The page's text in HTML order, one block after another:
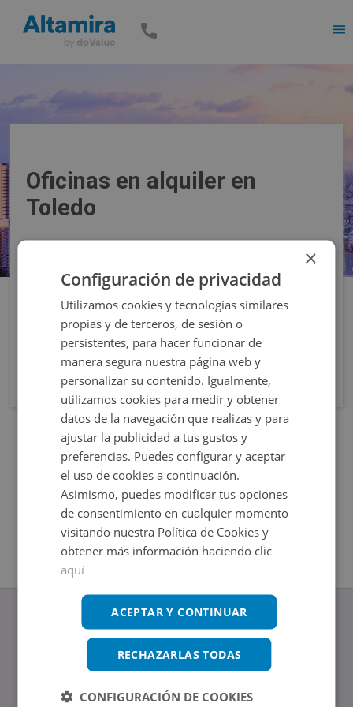
Oficinas en alquiler en
Toledo
Filtros
www.altamirainmuebles.com
Edificio Skylight
Avenida de Manoteras 14-16, 28050, Madrid
×
Configuración de privacidad
Utilizamos cookies y tecnologías similares
propias y de terceros, de sesión o
persistentes, para hacer funcionar de
manera segura nuestra página web y
personalizar su contenido. Igualmente,
utilizamos cookies para medir y obtener
datos de la navegación que realizas y para
ajustar la publicidad a tus gustos y
preferencias. Puedes configurar y aceptar
el uso de cookies a continuación.
Asimismo, puedes modificar tus opciones
de consentimiento en cualquier momento
visitando nuestra Política de Cookies y
obtener más información haciendo clic
aquí
ACEPTAR Y CONTINUAR
RECHAZARLAS TODAS
CONFIGURACIÓN DE COOKIES